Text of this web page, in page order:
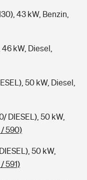
43 kW, Benzin,
kW, Diesel,
50 kW, Diesel,
DIESEL), 50 kW,
590)
50 kW,
591)